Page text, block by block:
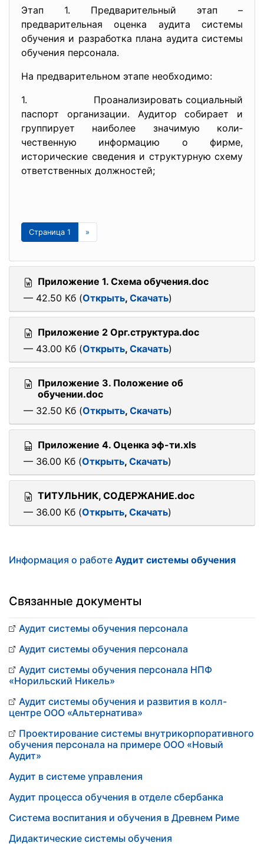
Этап 1. Предварительный этап –
предварительная оценка аудита системы
обучения и разработка плана аудита системы
обучения персонала.
На предварительном этапе необходимо:
1. Проанализировать социальный
паспорт организации. Аудитор собирает и
группирует наиболее значимую коли­
чественную информацию о фирме,
исторические сведения и структурную схему
ответственных должностей;
Страница 1 »
Приложение 1. Схема обучения.doc
— 42.50 Кб (Открыть, Скачать)
Приложение 2 Орг.структура.doc
— 43.00 Кб (Открыть, Скачать)
Приложение 3. Положение об
обучении.doc
— 32.50 Кб (Открыть, Скачать)
Приложение 4. Оценка эф-ти.xls
— 36.00 Кб (Открыть, Скачать)
ТИТУЛЬНИК, СОДЕРЖАНИЕ.doc
— 36.00 Кб (Открыть, Скачать)
Информация о работе Аудит системы обучения
Связанные документы
Аудит системы обучения персонала
Аудит системы обучения персонала
Аудит системы обучения персонала НПФ
«Норильский Никель»
Аудит системы обучения и развития в колл-
центре ООО «Альтернатива»
Проектирование системы внутрикорпоративного
обучения персонала на примере ООО «Новый
Аудит»
Аудит в системе управления
Аудит процесса обучения в отделе сбербанка
Система воспитания и обучения в Древнем Риме
Дидактические системы обучения